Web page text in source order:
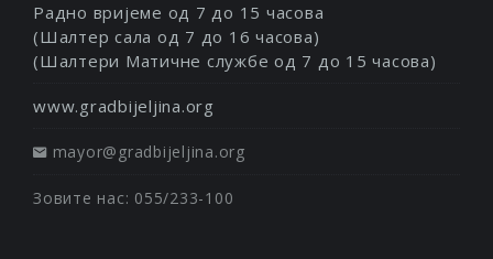
Радно вријеме од 7 до 15 часова
(Шалтер сала од 7 до 16 часова)
(Шалтери Матичне службе од 7 до 15 часова)
www.gradbijeljina.org
mayor@gradbijeljina.org
Зовите нас: 055/233-100